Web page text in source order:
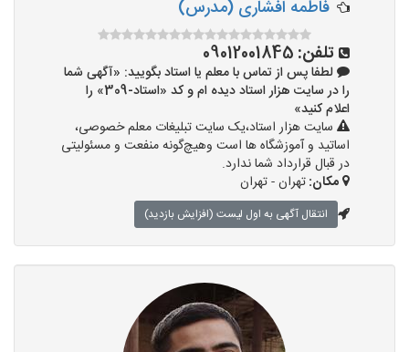
فاطمه افشاری (مدرس)
تلفن: 09012001845
لطفا پس از تماس با معلم یا استاد بگویید: «آگهی شما
را در سایت هزار استاد دیده ام و کد «استاد-309» را
اعلام کنید»
سایت هزار استاد،یک سایت تبلیغات معلم خصوصی،
اساتید و آموزشگاه ها است وهیچ‌گونه منفعت و مسئولیتی
در قبال قرارداد شما ندارد.
مکان:تهران - تهران
انتقال آگهی به اول لیست (افزایش بازدید)